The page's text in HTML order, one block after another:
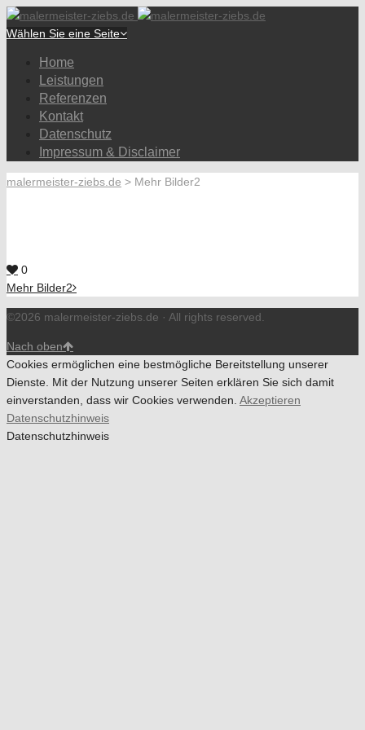
Wählen Sie eine Seite
Home
Leistungen
Referenzen
Kontakt
Datenschutz
Impressum & Disclaimer
malermeister-ziebs.de > Mehr Bilder2
0
Mehr Bilder2
©2026 malermeister-ziebs.de · All rights reserved.
Nach oben
Cookies ermöglichen eine bestmögliche Bereitstellung unserer
Dienste. Mit der Nutzung unserer Seiten erklären Sie sich damit
einverstanden, dass wir Cookies verwenden. Akzeptieren
Datenschutzhinweis
Datenschutzhinweis